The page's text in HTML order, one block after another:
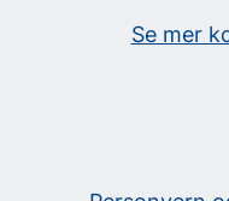
Se mer